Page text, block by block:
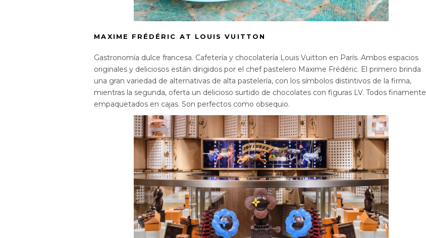
MAXIME FRÉDÉRIC AT LOUIS VUITTON
Gastronomía dulce francesa. Cafetería y chocolatería Louis Vuitton en París. Ambos espacios
originales y deliciosos están dirigidos por el chef pastelero Maxime Frédéric. El primero brinda
una gran variedad de alternativas de alta pastelería, con los símbolos distintivos de la firma,
mientras la segunda, oferta un delicioso surtido de chocolates con figuras LV. Todos finamente
empaquetados en cajas. Son perfectos como obsequio.